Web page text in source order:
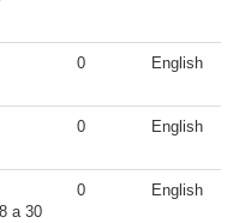
0 English
0 English
a 30
0 English